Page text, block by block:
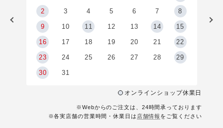
2 3 4 5 6 7 8
9 10 11 12 13 14 15
16 17 18 19 20 21 22
23 24 25 26 27 28 29
30 31
オンラインショップ休業日
※Webからのご注文は、24時間承っております
※各実店舗の営業時間・休業日は 店舗情報 をご覧ください